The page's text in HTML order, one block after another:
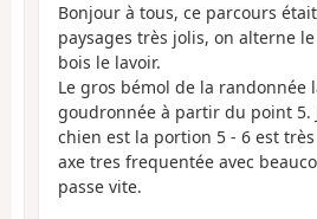
Bonjour à tous, ce parcours
paysages très jolis, on alterne
bois le lavoir.
Le gros bémol de la randonnée
goudronnée à partir du point 5.
chien est la portion 5 - 6 est
axe tres frequentée avec
passe vite.